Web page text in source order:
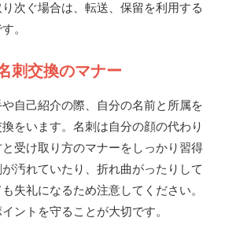
次ぐ場合は、転送、保留を利用する
。
刺交換のマナー
自己紹介の際、自分の名前と所属を
をいます。名刺は自分の顔の代わり
受け取り方のマナーをしっかり習得
汚れていたり、折れ曲がったりして
失礼になるため注意してください。
ントを守ることが大切です。